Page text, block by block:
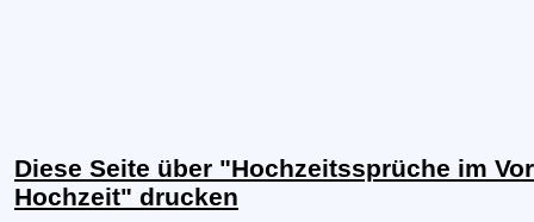
Diese Seite über "Hochzeitssprüche im
Hochzeit" drucken